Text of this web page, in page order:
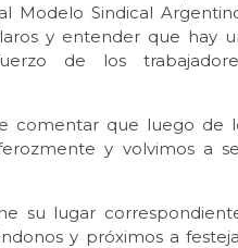
Modelo Sindical
y entender que hay
de los
comentar que luego de
y volvimos a
su lugar
y próximos a